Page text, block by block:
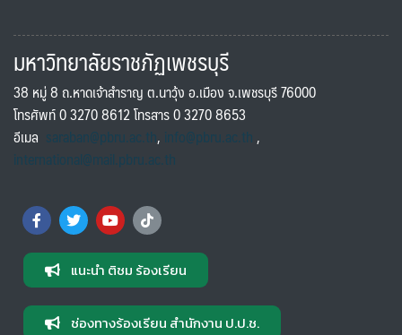
มหาวิทยาลัยราชภัฏเพชรบุรี
38 หมู่ 8 ถ.หาดเจ้าสำราญ ต.นาวุ้ง อ.เมือง จ.เพชรบุรี 76000
โทรศัพท์ 0 3270 8612 โทรสาร 0 3270 8653
อีเมล saraban@pbru.ac.th, info@pbru.ac.th,
international@mail.pbru.ac.th
แนะนำ ติชม ร้องเรียน
ช่องทางร้องเรียน สำนักงาน ป.ป.ช.